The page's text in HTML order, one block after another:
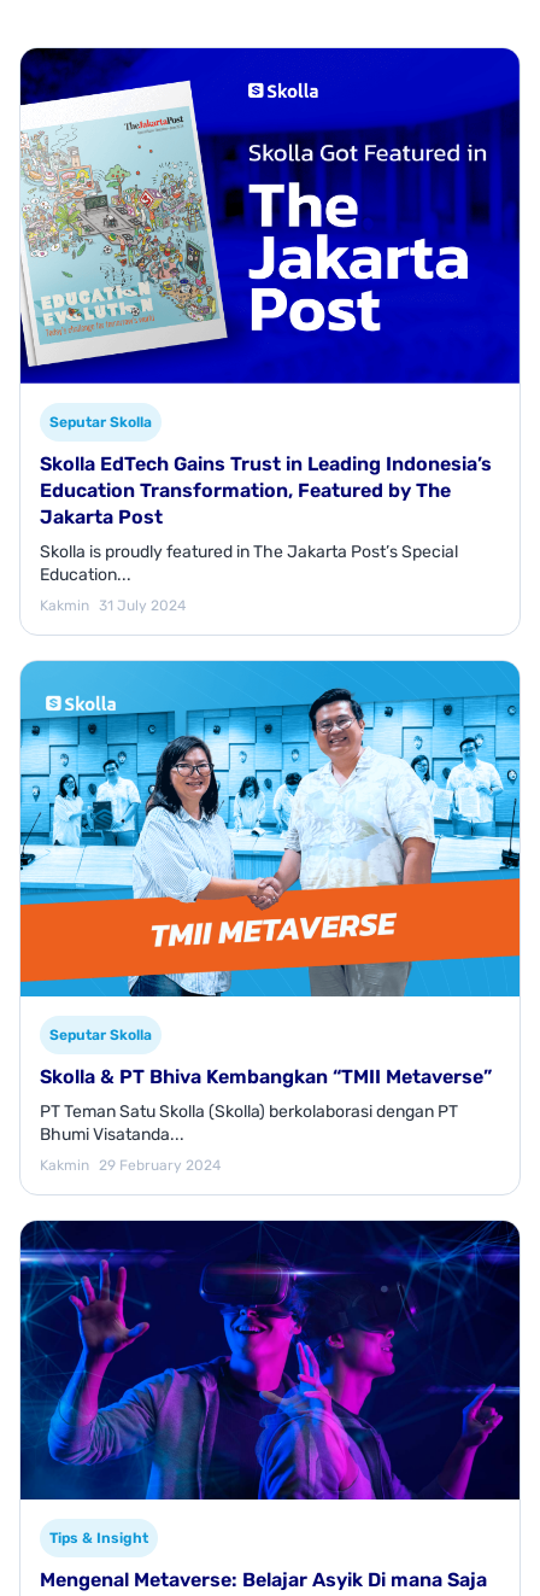
Seputar Skolla
Skolla EdTech Gains Trust in Leading Indonesia’s
Education Transformation, Featured by The
Jakarta Post
Skolla is proudly featured in The Jakarta Post’s Special
Education...
Kakmin 31 July 2024
Seputar Skolla
Skolla & PT Bhiva Kembangkan “TMII Metaverse”
PT Teman Satu Skolla (Skolla) berkolaborasi dengan PT
Bhumi Visatanda...
Kakmin 29 February 2024
Tips & Insight
Mengenal Metaverse: Belajar Asyik Di mana Saja